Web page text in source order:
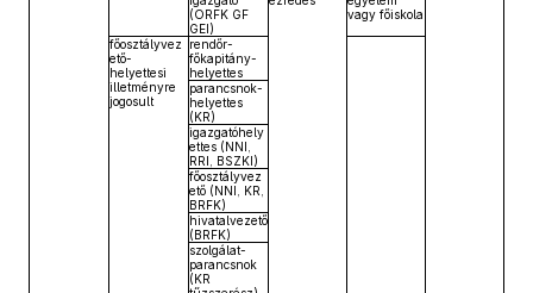
(ORFK GF
GEI)
vagy főiskola
főosztályvez
ető-
helyettesi
illetményre
jogosult
rendőr-
főkapitány-
helyettes
parancsnok-
helyettes
(KR)
igazgatóhely
ettes (NNI,
RRI, BSZKI)
főosztályvez
ető (NNI, KR,
BRFK)
hivatalvezető
(BRFK)
szolgálat-
parancsnok
(KR